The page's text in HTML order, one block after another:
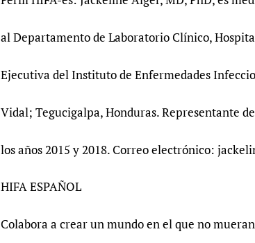
al Departamento de Laboratorio Clínico,
Ejecutiva del Instituto de Enfermedades
Vidal; Tegucigalpa, Honduras. Representante
los años 2015 y 2018. Correo electrónico:
HIFA ESPAÑOL
Colabora a crear un mundo en el que no